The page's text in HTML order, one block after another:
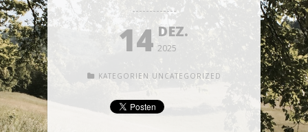
14 DEZ.
2025
KATEGORIEN UNCATEGORIZED